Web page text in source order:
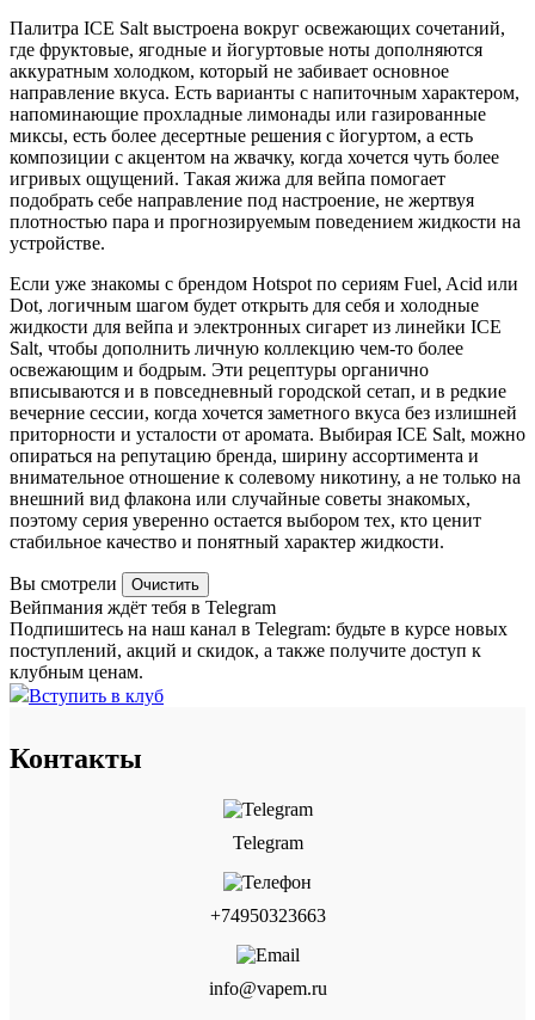
Палитра ICE Salt выстроена вокруг освежающих сочетаний,
где фруктовые, ягодные и йогуртовые ноты дополняются
аккуратным холодком, который не забивает основное
направление вкуса. Есть варианты с напиточным характером,
напоминающие прохладные лимонады или газированные
миксы, есть более десертные решения с йогуртом, а есть
композиции с акцентом на жвачку, когда хочется чуть более
игривых ощущений. Такая жижа для вейпа помогает
подобрать себе направление под настроение, не жертвуя
плотностью пара и прогнозируемым поведением жидкости на
устройстве.
Если уже знакомы с брендом Hotspot по сериям Fuel, Acid или
Dot, логичным шагом будет открыть для себя и холодные
жидкости для вейпа и электронных сигарет из линейки ICE
Salt, чтобы дополнить личную коллекцию чем-то более
освежающим и бодрым. Эти рецептуры органично
вписываются и в повседневный городской сетап, и в редкие
вечерние сессии, когда хочется заметного вкуса без излишней
приторности и усталости от аромата. Выбирая ICE Salt, можно
опираться на репутацию бренда, ширину ассортимента и
внимательное отношение к солевому никотину, а не только на
внешний вид флакона или случайные советы знакомых,
поэтому серия уверенно остается выбором тех, кто ценит
стабильное качество и понятный характер жидкости.
Вы смотрели Очистить
Вейпмания ждёт тебя в Telegram
Подпишитесь на наш канал в Telegram: будьте в курсе новых
поступлений, акций и скидок, а также получите доступ к
клубным ценам.
Вступить в клуб
Контакты
Telegram
+74950323663
info@vapem.ru